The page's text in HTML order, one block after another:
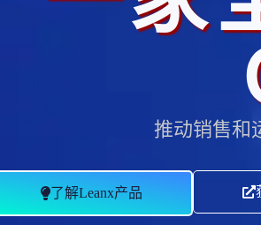
推动销售和
了解Leanx产品